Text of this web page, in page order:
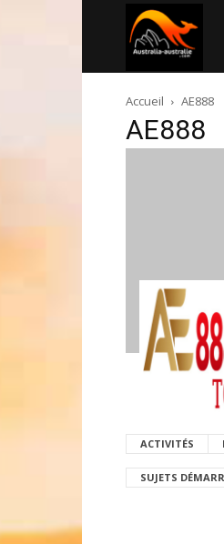
Accueil AE888
AE888
ACTIVITÉS
SUJETS